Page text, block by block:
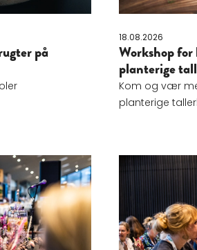
på
18.08.2026
Workshop
planterige
Kom og vær
planterige
i København: Den økologiske
Læs mere